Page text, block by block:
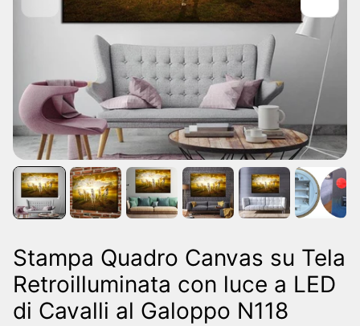
Stampa Quadro Canvas su Tela
Retroilluminata con luce a LED
di Cavalli al Galoppo N118